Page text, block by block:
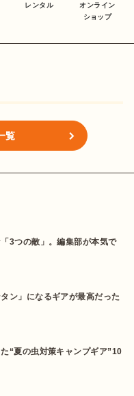
レンタル
オンライン
ショップ
覧
3つの敵」。編集部が本気で
ン」になるギアが最高だった
“夏の虫対策キャンプギア”10